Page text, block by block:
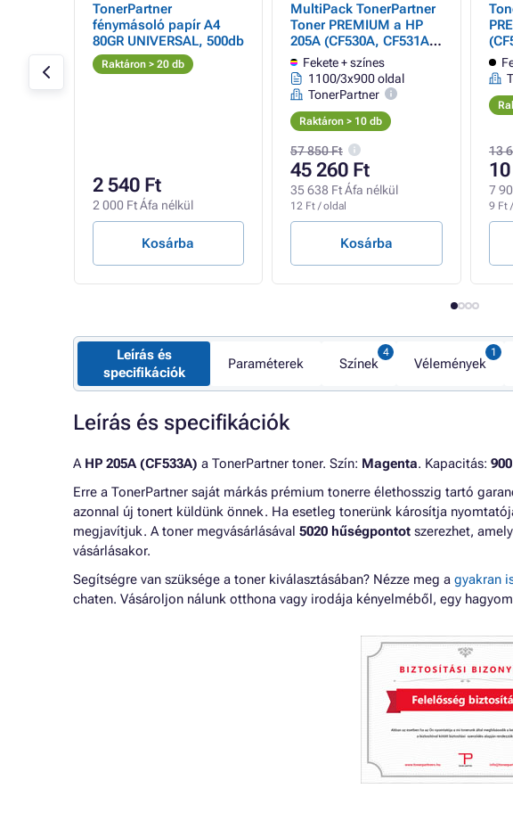
TonerPartner
fénymásoló papír A4
80GR UNIVERSAL, 500db
Raktáron > 20 db
2 540 Ft
2 000 Ft Áfa nélkül
Kosárba
MultiPack TonerPartner
Toner PREMIUM a HP
205A (CF530A, CF531A,
CF532A, CF533A), black
+ color (fekete + színes)
számára
Fekete + színes
1100/3x900 oldal
TonerPartner
Raktáron > 10 db
57 850 Ft
45 260 Ft
35 638 Ft Áfa nélkül
12 Ft / oldal
Kosárba
13
7
9 Ft
Leírás és
specifikációk
Paraméterek Színek Vélemények
Leírás és specifikációk
A HP 205A (CF533A) a TonerPartner toner. Szín: Magenta. Kapacitás:
Erre a TonerPartner saját márkás prémium tonerre élethosszig tartó
azonnal új tonert küldünk önnek. Ha esetleg tonerünk károsítja
megjavítjuk. A toner megvásárlásával 5020 hűségpontot szerezhet,
vásárlásakor.
Segítségre van szüksége a toner kiválasztásában? Nézze meg a gyakran
chaten. Vásároljon nálunk otthona vagy irodája kényelméből, egy